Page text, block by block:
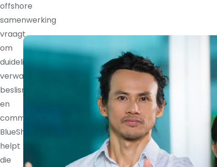
offshore
samenwerking
vraagt
om
duidelijke
verwachtingen,
beslisrechten
en
communicatieritmes.
BlueShores
helpt
die